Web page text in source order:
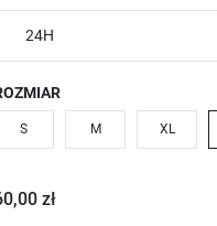
historii zakupów
wprowadzania swoich
otrzymania rabatów i kuponów
24H
S M XL
zł